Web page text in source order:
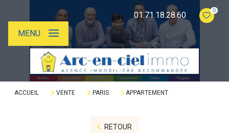
01.71.18.28.60
0
MENU
ACCUEIL VENTE PARIS APPARTEMENT
RETOUR